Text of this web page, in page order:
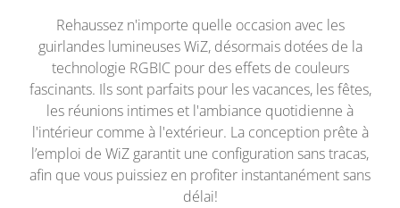
Rehaussez n'importe quelle occasion avec les
guirlandes lumineuses WiZ, désormais dotées de la
technologie RGBIC pour des effets de couleurs
fascinants. Ils sont parfaits pour les vacances, les fêtes,
les réunions intimes et l'ambiance quotidienne à
l'intérieur comme à l'extérieur. La conception prête à
l’emploi de WiZ garantit une configuration sans tracas,
afin que vous puissiez en profiter instantanément sans
délai!